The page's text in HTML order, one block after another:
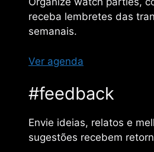
receba lembretes das
semanais.
Ver agenda
#feedback
Envie ideias, relatos e
sugestões recebem